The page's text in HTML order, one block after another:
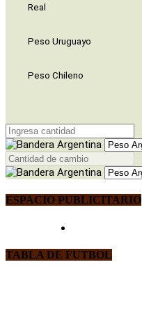
Real
Peso Uruguayo
Peso Chileno
ESPACIO PUBLICITARIO
TABLA DE FUTBOL